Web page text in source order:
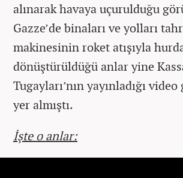
alınarak havaya uçurulduğu
Gazze’de binaları ve yolları
makinesinin roket atışıyla
dönüştürüldüğü anlar yine
Tugayları’nın yayınladığı
yer almıştı.
İşte o anlar: